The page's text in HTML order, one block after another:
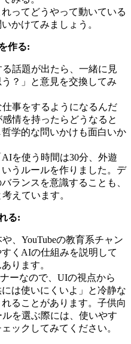
ってどうやって動いている
かけてみましょう。
作る:
話題が出たら、一緒に見
？」と意見を交換してみ
仕事をするようになるんだ
情を持ったらどうなると
学的な問いかけも面白いか
を使う時間は30分、外遊
うルールを作りました。デ
ランスを意識することも、
えています。
る:
、YouTubeの教育系チャン
くAIの仕組みを説明して
ります。
ーなので、UIの視点から
には使いにくいよ」と冷静な
ることがあります。子供向
を選ぶ際には、使いやす
ックしてみてください。